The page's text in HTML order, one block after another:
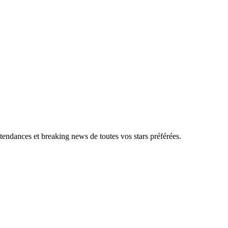
et breaking news de toutes vos stars préférées.